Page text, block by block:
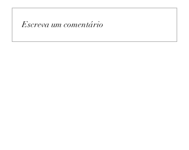
Escreva um comentário